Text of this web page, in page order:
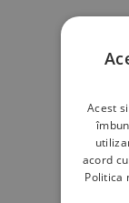
Acest
acord
Politica